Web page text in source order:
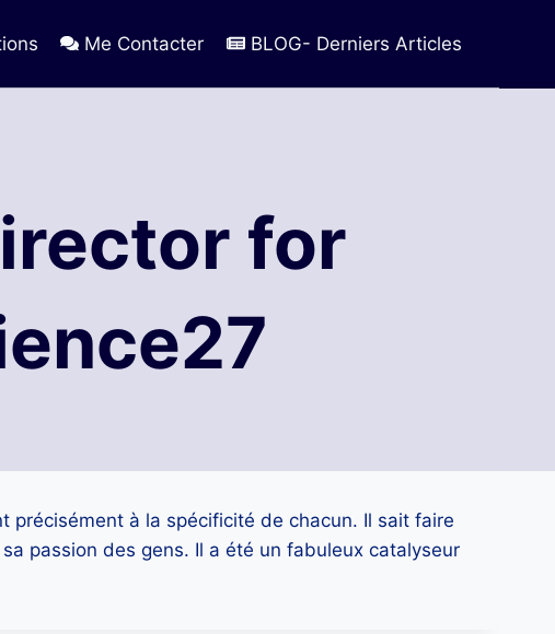
Me Contacter BLOG- Derniers Articles
for
précisément à la spécificité de chacun. Il sait faire
passion des gens. Il a été un fabuleux catalyseur